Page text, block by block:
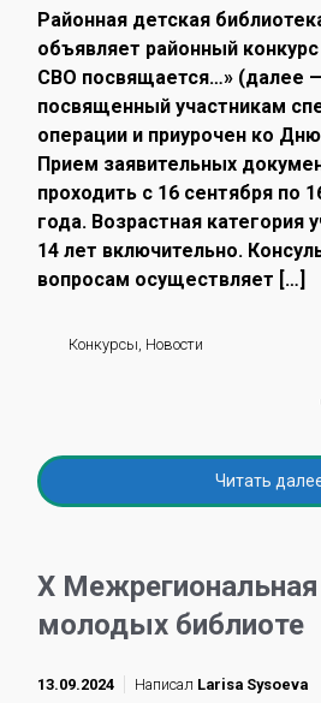
Районная детская
объявляет районный
СВО посвящается…» (далее
посвященный участникам
операции и приурочен ко
Прием заявительных
проходить с 16 сентября по
года. Возрастная категория
14 лет включительно.
вопросам осуществляет […]
Конкурсы Новости
Читать
X
молодых библиоте
13.09.2024 Написал Larisa Sysoeva